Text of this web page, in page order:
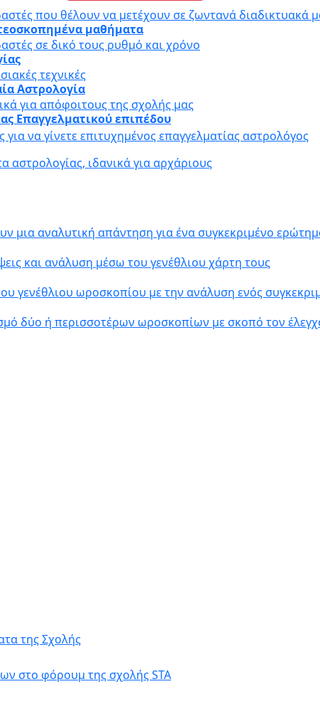
που θέλουν να μετέχουν σε ζωντανά διαδικτυακά
μαθήματα
σε δικό τους ρυθμό και χρόνο
τεχνικές
Αστρολογία
για απόφοιτους της σχολής μας
Επαγγελματικού επιπέδου
να γίνετε επιτυχημένος επαγγελματίας αστρολόγος
ιδανικά για αρχάριους
μια αναλυτική απάντηση για ένα συγκεκριμένο
και ανάλυση μέσω του γενέθλιου χάρτη τους
γενέθλιου ωροσκοπίου με την ανάλυση ενός
δύο ή περισσοτέρων ωροσκοπίων με σκοπό τον
της Σχολής
στο φόρουμ της σχολής STA